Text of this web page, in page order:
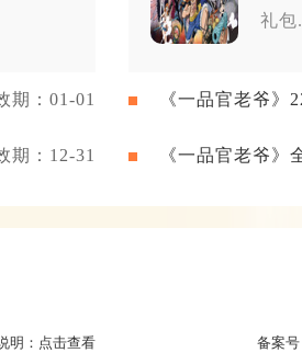
礼包
期：01-01
《一品官老爷》
期：12-31
《一品官老爷》
明： 点击查看 备案号